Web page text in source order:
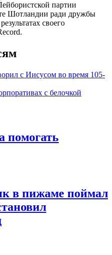
партии
Шотландии ради дружбы
своего
с Иисусом во время 105-
с белочкой
помогать
в пижаме поймал